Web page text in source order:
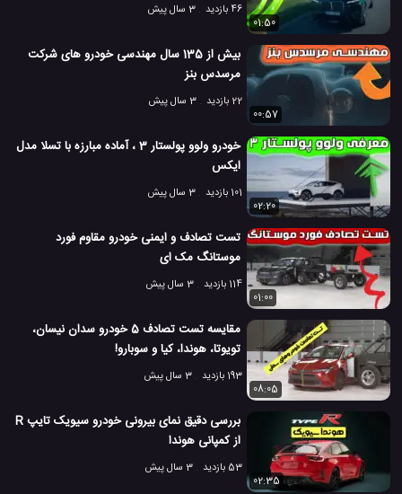
46 بازدید
3 سال پیش
01:50
بیش از 135 سال مهندسی خودرو های شرکت
مرسدس بنز
22 بازدید
3 سال پیش
00:57
خودرو ولوو پولستار 3 ، آماده مبارزه با تسلا مدل
ایکس
101 بازدید
3 سال پیش
02:20
تست تصادف و ایمنی خودرو مقاوم فورد
موستانگ مک ای
114 بازدید
3 سال پیش
01:00
مقایسه تست تصادف 5 خودرو سدان نیسان،
تویوتا، هوندا، کیا و سوبارو!
193 بازدید
3 سال پیش
08:05
بررسی دقیق نمای بیرونی خودرو سیویک تایپ R
از کمپانی هوندا
53 بازدید
3 سال پیش
02:35